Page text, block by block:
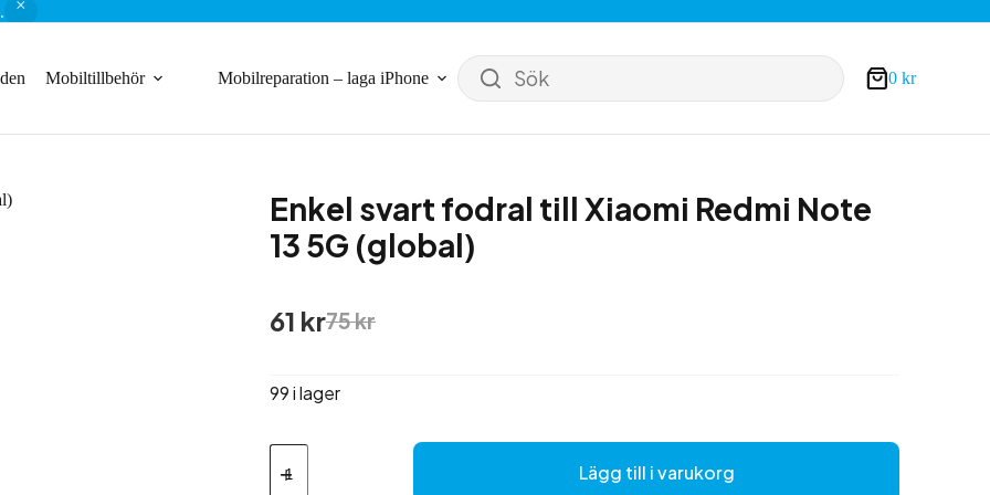
Mobiltillbehör Mobilreparation – laga iPhone Sök Varukorg
0 kr
Enkel svart fodral till Xiaomi Redmi Note
13 5G (global)
75kr
Det
ursprungliga
var:
61 krDet
nuvarande
är:
99 i lager
Enkel
svart
Lägg till i varukorg